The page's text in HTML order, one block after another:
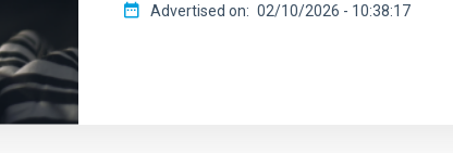
Advertised on 02/10/2026 - 10:38:17